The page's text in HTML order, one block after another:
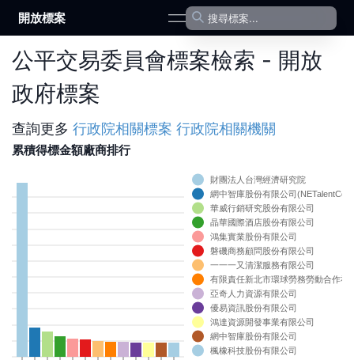
開放標案 open navigation menu
公平交易委員會標案檢索 - 開放
政府標案
查詢更多 行政院相關標案 行政院相關機關
累積得標金額廠商排行
財團法人台灣經濟研究院
網中智庫股份有限公司
華威行銷研究股份有限公司
晶華國際酒店股份有限公司
鴻集實業股份有限公司
磐磯商務顧問股份有限公司
一一一又清潔服務有限公司
有限責任新北市環球勞務勞動合作社
亞奇人力資源有限公司
優易資訊股份有限公司
鴻達資源開發事業有限公司
網中智庫股份有限公司
楓橡科技股份有限公司